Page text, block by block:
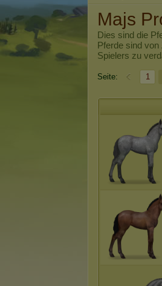
Majs
Dies sind die
Pferde sind
Spielers zu
Seite: 1